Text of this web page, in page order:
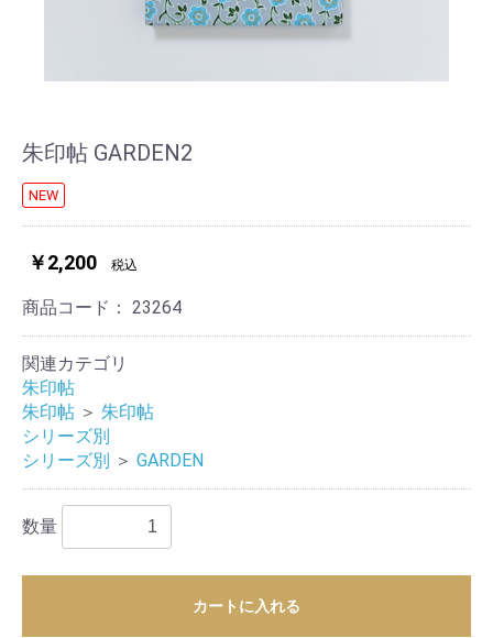
朱印帖 GARDEN2
NEW
￥2,200 税込
商品コード： 23264
関連カテゴリ
朱印帖
朱印帖 ＞ 朱印帖
シリーズ別
シリーズ別 ＞ GARDEN
数量
カートに入れる